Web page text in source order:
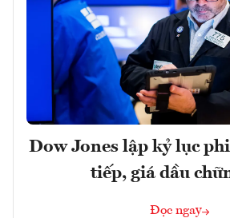
Dow Jones lập kỷ lục
tiếp, giá dầu
Đọc ngay